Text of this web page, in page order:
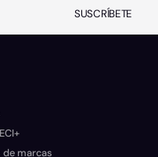
SUSCRÍBETE
marcas